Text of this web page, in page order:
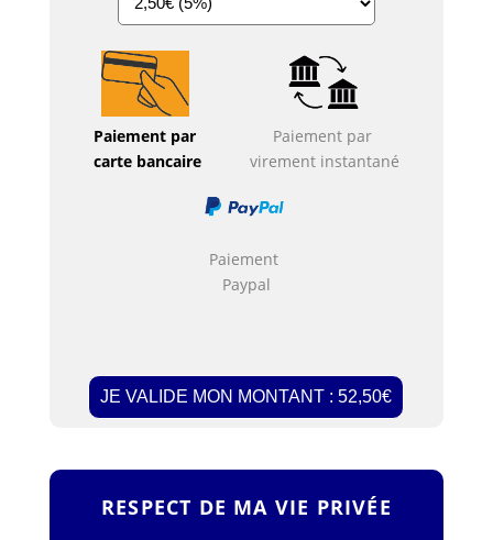
Paiement par
carte bancaire
Paiement par
virement instantané
Paiement
Paypal
RESPECT DE MA VIE PRIVÉE